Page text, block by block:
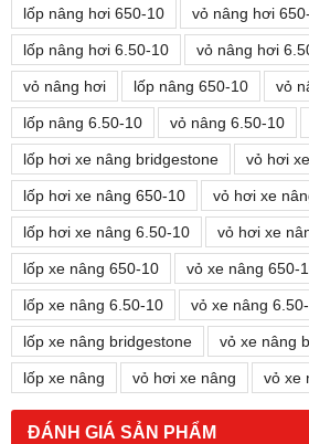
lốp nâng hơi 650-10 vỏ nâng hơi
lốp nâng hơi 6.50-10 vỏ nâng hơi
vỏ nâng hơi lốp nâng 650-10 vỏ
lốp nâng 6.50-10 vỏ nâng 6.50-10
lốp hơi xe nâng bridgestone vỏ hơi
lốp hơi xe nâng 650-10 vỏ hơi xe
lốp hơi xe nâng 6.50-10 vỏ hơi xe
lốp xe nâng 650-10 vỏ xe nâng 650-
lốp xe nâng 6.50-10 vỏ xe nâng
lốp xe nâng bridgestone vỏ xe nâng
lốp xe nâng vỏ hơi xe nâng vỏ xe
ĐÁNH GIÁ SẢN PHẨM